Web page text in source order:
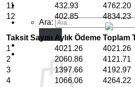
Ara:
11
432.93
4762.20
12
402.85 4834.23
Taksit Sayısı Aylık Ödeme Toplam
1
4021.26
4021.26
2
2060.86
4121.71
3
1397.66
4192.97
4
1066.06
4264.22